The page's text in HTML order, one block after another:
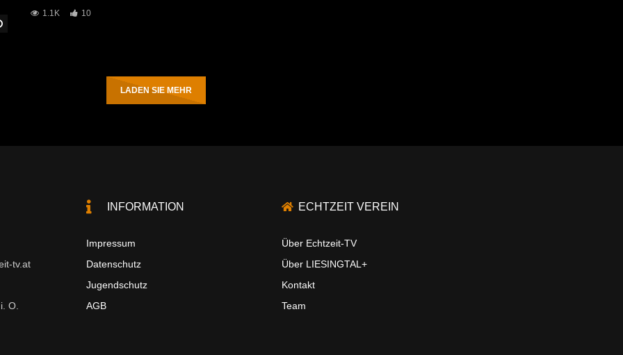
1.1K 10
LADEN SIE MEHR
tv.at
O.
INFORMATION
Impressum
Datenschutz
Jugendschutz
AGB
ECHTZEIT VEREIN
Über Echtzeit-TV
Über LIESINGTAL+
Kontakt
Team